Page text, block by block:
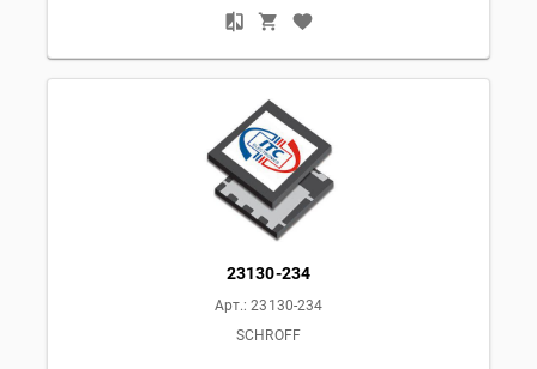
23130-234
Арт.:23130-234
SCHROFF